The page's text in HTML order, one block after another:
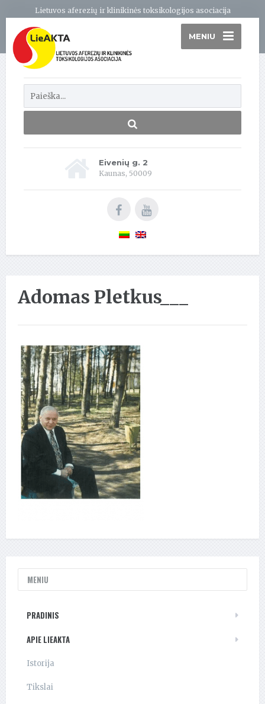
Lietuvos aferezių ir klinikinės toksikologijos asociacija
MENIU
Eivenių g. 2
Kaunas, 50009
Adomas Pletkus___
MENIU
PRADINIS
APIE LIEAKTA
Istorija
Tikslai